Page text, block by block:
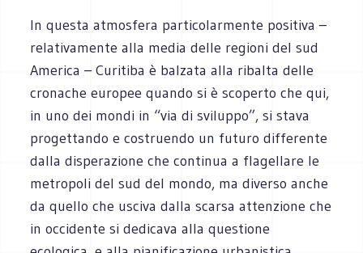
In questa atmosfera particolarmente positiva –
relativamente alla media delle regioni del sud
America – Curitiba è balzata alla ribalta delle
cronache europee quando si è scoperto che qui,
in uno dei mondi in “via di sviluppo”, si stava
progettando e costruendo un futuro differente
dalla disperazione che continua a flagellare le
metropoli del sud del mondo, ma diverso anche
da quello che usciva dalla scarsa attenzione che
in occidente si dedicava alla questione